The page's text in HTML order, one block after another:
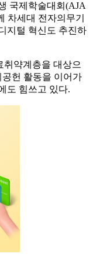
국제학술대회(AJA
차세대 전자의무기
지털 혁신도 추진하
취약계층을 대상으
공헌 활동을 이어가
도 힘쓰고 있다.